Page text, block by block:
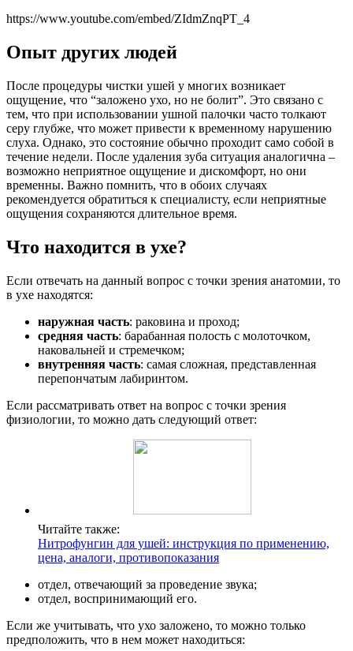
https://www.youtube.com/embed/ZIdmZnqPT_4
Опыт других людей
После процедуры чистки ушей у многих возникает
ощущение, что “заложено ухо, но не болит”. Это связано с
тем, что при использовании ушной палочки часто толкают
серу глубже, что может привести к временному нарушению
слуха. Однако, это состояние обычно проходит само собой в
течение недели. После удаления зуба ситуация аналогична –
возможно неприятное ощущение и дискомфорт, но они
временны. Важно помнить, что в обоих случаях
рекомендуется обратиться к специалисту, если неприятные
ощущения сохраняются длительное время.
Что находится в ухе?
Если отвечать на данный вопрос с точки зрения анатомии, то
в ухе находятся:
наружная часть: раковина и проход;
средняя часть: барабанная полость с молоточком,
наковальней и стремечком;
внутренняя часть: самая сложная, представленная
перепончатым лабиринтом.
Если рассматривать ответ на вопрос с точки зрения
физиологии, то можно дать следующий ответ:
Читайте также:
Нитрофунгин для ушей: инструкция по применению,
цена, аналоги, противопоказания
отдел, отвечающий за проведение звука;
отдел, воспринимающий его.
Если же учитывать, что ухо заложено, то можно только
предположить, что в нем может находиться: